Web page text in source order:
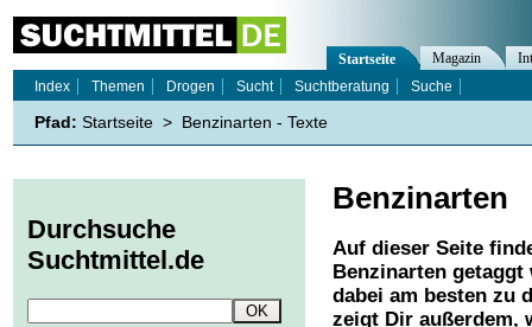
Benzinarten
Auf dieser Seite
Benzinarten getaggt
dabei am besten zu
zeigt Dir außerdem,
Startseite Magazin
Index
Themen Drogen Sucht Suchtberatung Suche
Pfad: Startseite > Benzinarten - Texte
Durchsuche
Suchtmittel.de